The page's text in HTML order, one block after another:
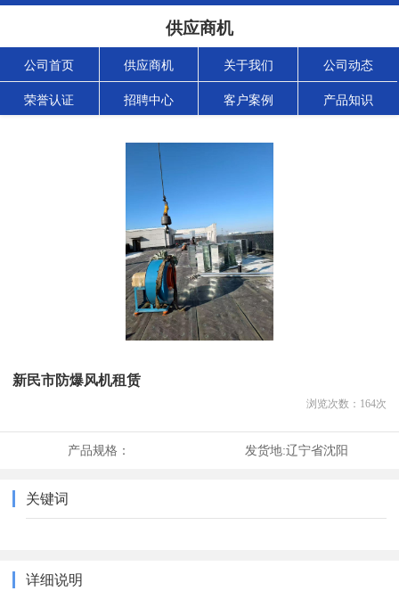
供应商机
公司首页 供应商机 关于我们 公司动态
荣誉认证 招聘中心 客户案例 产品知识
新民市防爆风机租赁
浏览次数： 164次
产品规格： 发货地:辽宁省沈阳
关键词
详细说明